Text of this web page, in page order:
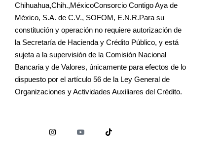
Chihuahua,Chih.,MéxicoConsorcio Contigo Aya de
México, S.A. de C.V., SOFOM, E.N.R.Para su
constitución y operación no requiere autorización de
la Secretaría de Hacienda y Crédito Público, y está
sujeta a la supervisión de la Comisión Nacional
Bancaria y de Valores, únicamente para efectos de lo
dispuesto por el artículo 56 de la Ley General de
Organizaciones y Actividades Auxiliares del Crédito.